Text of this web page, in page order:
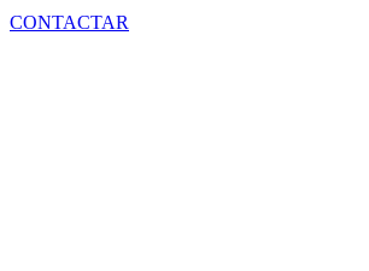
CONTACTAR